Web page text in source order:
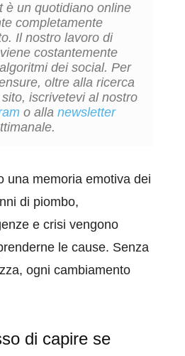
è un quotidiano online
completamente
Il nostro lavoro di
costantemente
dei social. Per
oltre alla ricerca
iscrivetevi al nostro
o alla newsletter
una memoria emotiva dei
di piombo,
e crisi vengono
le cause. Senza
ogni cambiamento
di capire se